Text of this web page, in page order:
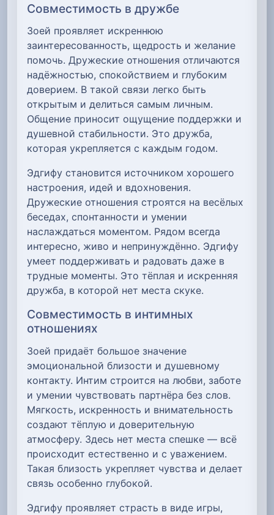
Совместимость в дружбе
Зоей проявляет искреннюю
заинтересованность, щедрость и желание
помочь. Дружеские отношения отличаются
надёжностью, спокойствием и глубоким
доверием. В такой связи легко быть
открытым и делиться самым личным.
Общение приносит ощущение поддержки и
душевной стабильности. Это дружба,
которая укрепляется с каждым годом.
Эдгифу становится источником хорошего
настроения, идей и вдохновения.
Дружеские отношения строятся на весёлых
беседах, спонтанности и умении
наслаждаться моментом. Рядом всегда
интересно, живо и непринуждённо. Эдгифу
умеет поддерживать и радовать даже в
трудные моменты. Это тёплая и искренняя
дружба, в которой нет места скуке.
Совместимость в интимных
отношениях
Зоей придаёт большое значение
эмоциональной близости и душевному
контакту. Интим строится на любви, заботе
и умении чувствовать партнёра без слов.
Мягкость, искренность и внимательность
создают тёплую и доверительную
атмосферу. Здесь нет места спешке — всё
происходит естественно и с уважением.
Такая близость укрепляет чувства и делает
связь особенно глубокой.
Эдгифу проявляет страсть в виде игры,